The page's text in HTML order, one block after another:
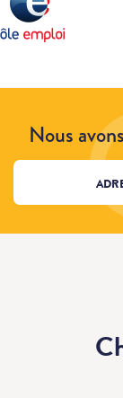
Nous